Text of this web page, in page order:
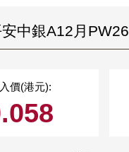
中銀A12月PW26
價(港元):